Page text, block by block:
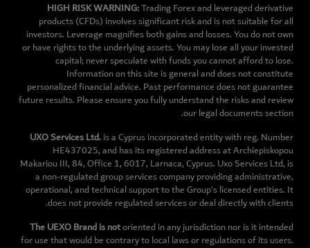
HIGH RISK WARNING:Trading Forex and leveraged derivative
products (CFDs) involves significant risk and is not suitable for all
investors. Leverage magnifies both gains and losses. You do not own
or have rights to the underlying assets. You may lose all your invested
capital; never speculate with funds you cannot afford to lose.
Information on this site is general and does not constitute
personalized financial advice. Past performance does not guarantee
future results. Please ensure you fully understand the risks and review
our legal documents section.
UXO Services Ltd.is a Cyprus incorporated entity with reg. Number
HE437025, and has its registered address at Archiepiskopou
Makariou III, 84, Office 1, 6017, Larnaca, Cyprus. Uxo Services Ltd, is
a non-regulated group services company providing administrative,
operational, and technical support to the Group’s licensed entities. It
does not provide regulated services or deal directly with clients.
The UEXO Brand is notoriented in any jurisdiction nor is it intended
for use that would be contrary to local laws or regulations of its users.